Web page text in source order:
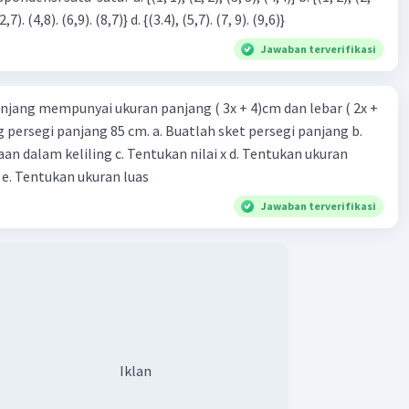
1/2
pada bilangan bulat maka yang memenuhi adalah x
....}.
pertidaksamaan tersebut dengan x variabel pada
3), (3, 4). (4,5)} c. {(2,7). (4,8). (6,9). (8,7)} d. {(3.4), (5,7). (7, 9). (9,6)}
Jawaban terverifikasi
mempunyai ukuran panjang ( 3x + 4)cm dan lebar ( 2x +
persegi panjang 85 cm. a. Buatlah sket persegi panjang b.
dalam keliling c. Tentukan nilai x d. Tentukan ukuran
Tentukan ukuran luas
Jawaban terverifikasi
Iklan